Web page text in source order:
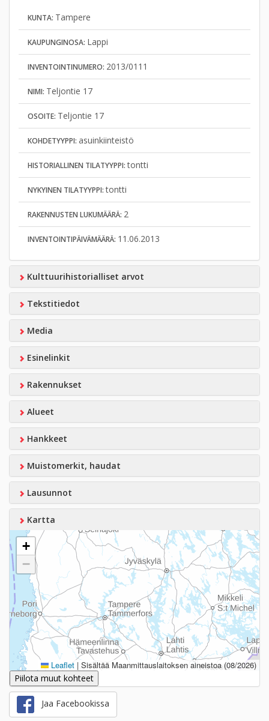
KUNTA: Tampere
KAUPUNGINOSA: Lappi
INVENTOINTINUMERO: 2013/0111
NIMI: Teljontie 17
OSOITE: Teljontie 17
KOHDETYYPPI: asuinkiinteistö
HISTORIALLINEN TILATYYPPI:tontti
NYKYINEN TILATYYPPI:tontti
RAKENNUSTEN LUKUMÄÄRÄ: 2
INVENTOINTIPÄIVÄMÄÄRÄ: 11.06.2013
Kulttuurihistorialliset arvot
Tekstitiedot
Media
Esinelinkit
Rakennukset
Alueet
Hankkeet
Muistomerkit, haudat
Lausunnot
Kartta
+
−
Leaflet | Sisältää Maanmittauslaitoksen aineistoa (08/2026)
Piilota muut kohteet
Jaa Facebookissa